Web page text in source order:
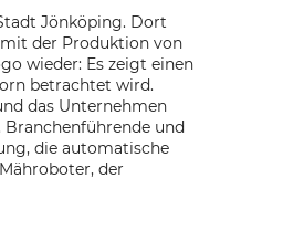
Jönköping. Dort
der Produktion von
wieder: Es zeigt einen
betrachtet wird.
das Unternehmen
und
die automatische
der